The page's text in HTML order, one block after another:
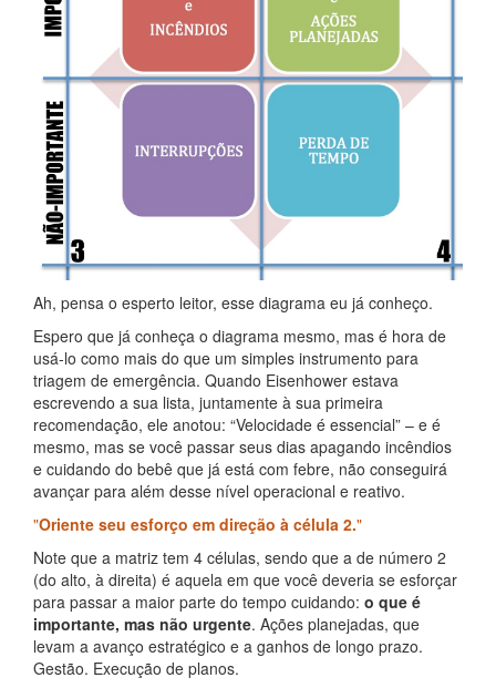
Ah, pensa o esperto leitor, esse diagrama eu já conheço.
Espero que já conheça o diagrama mesmo, mas é hora de
usá-lo como mais do que um simples instrumento para
triagem de emergência. Quando Eisenhower estava
escrevendo a sua lista, juntamente à sua primeira
recomendação, ele anotou: “Velocidade é essencial” – e é
mesmo, mas se você passar seus dias apagando incêndios
e cuidando do bebê que já está com febre, não conseguirá
avançar para além desse nível operacional e reativo.
Oriente seu esforço em direção à célula 2.
Note que a matriz tem 4 células, sendo que a de número 2
(do alto, à direita) é aquela em que você deveria se esforçar
para passar a maior parte do tempo cuidando: o que é
importante, mas não urgente. Ações planejadas, que
levam a avanço estratégico e a ganhos de longo prazo.
Gestão. Execução de planos.